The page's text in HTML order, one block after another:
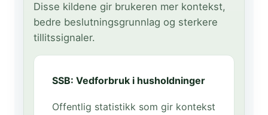
Disse kildene gir brukeren mer kontekst,
bedre beslutningsgrunnlag og sterkere
tillitssignaler.
SSB: Vedforbruk i husholdninger
Offentlig statistikk som gir kontekst